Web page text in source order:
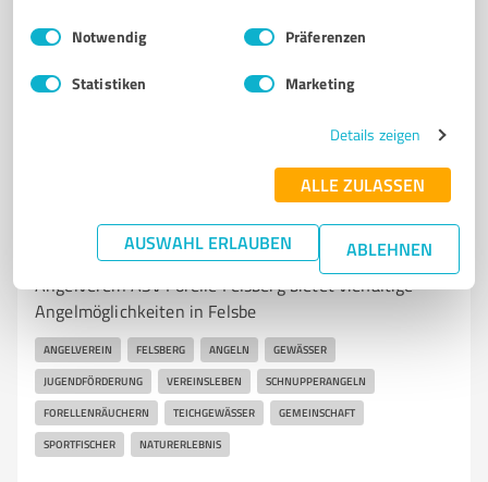
Impressum Datenschutzbestimmungen
Einwilligungsauswahl
Notwendig Präferenzen
Statistiken Marketing
Details zeigen
ALLE ZULASSEN
AUSWAHL ERLAUBEN ABLEHNEN
info@tsvobervorschuetz.de www.tsvobervorschuetz.de/
5,00 / 5,00
Vereine
ASV Forelle Felsberg 1967 e. V.
Angelverein ASV Forelle Felsberg bietet vielfältige
Angelmöglichkeiten in Felsbe
ANGELVEREIN FELSBERG ANGELN GEWÄSSER
JUGENDFÖRDERUNG VEREINSLEBEN SCHNUPPERANGELN
FORELLENRÄUCHERN TEICHGEWÄSSER GEMEINSCHAFT
SPORTFISCHER NATURERLEBNIS